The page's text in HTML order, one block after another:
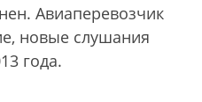
Авиаперевозчик
новые слушания
года.